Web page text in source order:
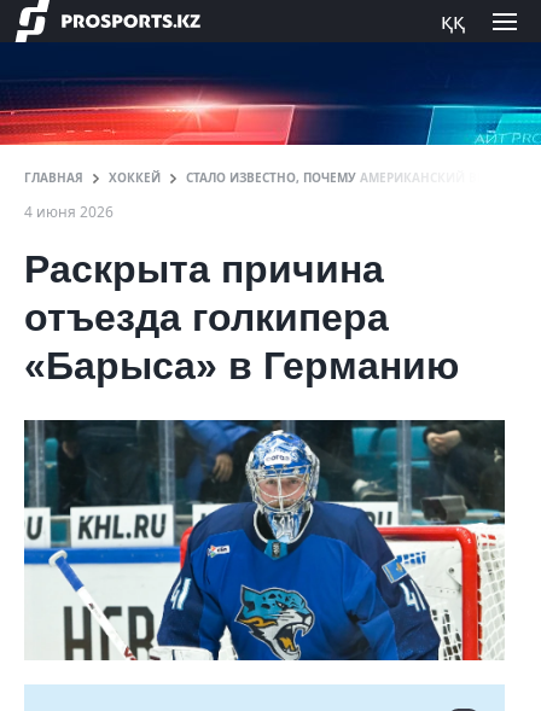
ққ
ГЛАВНАЯ ХОККЕЙ СТАЛО ИЗВЕСТНО, ПОЧЕМУ АМЕРИКАНСКИЙ ВРАТАРЬ
4 июня 2026
Раскрыта причина
отъезда голкипера
«Барыса» в Германию